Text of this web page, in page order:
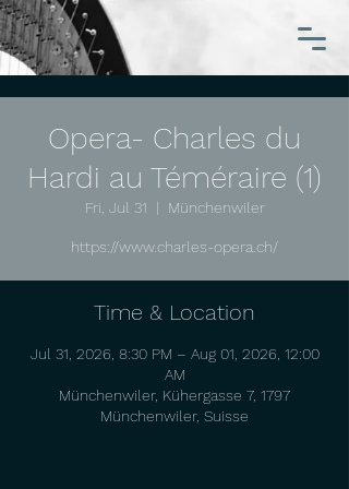
Opera- Charles du
Hardi au Téméraire (1)
Fri, Jul 31 Münchenwiler
https://www.charles-opera.ch/
Time & Location
Jul 31, 2026, 8:30 PM – Aug 01, 2026, 12:00
AM
Münchenwiler, Kühergasse 7, 1797
Münchenwiler, Suisse